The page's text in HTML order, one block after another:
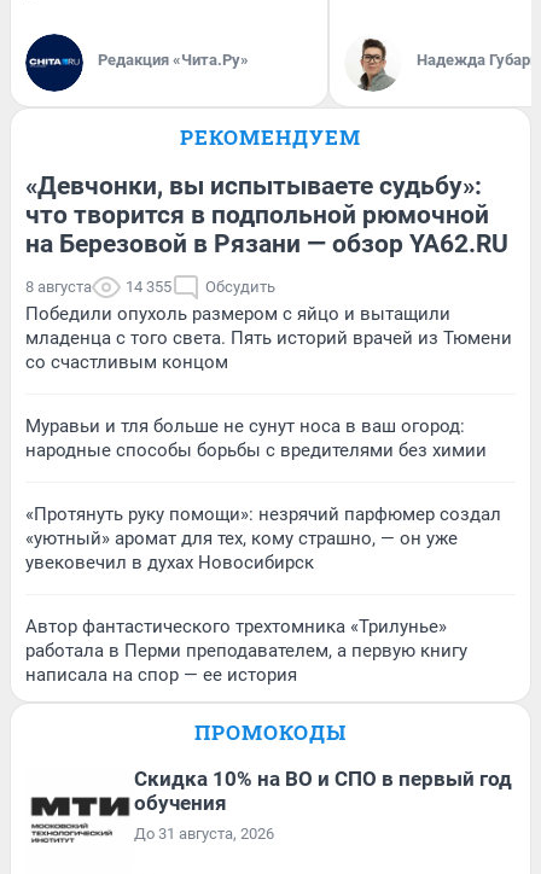
Редакция «Чита.Ру» Надежда Губарь
РЕКОМЕНДУЕМ
«Девчонки, вы испытываете судьбу»:
что творится в подпольной рюмочной
на Березовой в Рязани — обзор YA62.RU
8 августа 14 355 Обсудить
Победили опухоль размером с яйцо и вытащили
младенца с того света. Пять историй врачей из Тюмени
со счастливым концом
Муравьи и тля больше не сунут носа в ваш огород:
народные способы борьбы с вредителями без химии
«Протянуть руку помощи»: незрячий парфюмер создал
«уютный» аромат для тех, кому страшно, — он уже
увековечил в духах Новосибирск
Автор фантастического трехтомника «Трилунье»
работала в Перми преподавателем, а первую книгу
написала на спор — ее история
ПРОМОКОДЫ
Скидка 10% на ВО и СПО в первый год
обучения
До 31 августа, 2026